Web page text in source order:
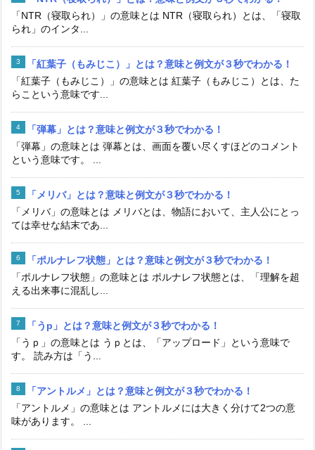
「NTR（寝取られ）」の意味とは NTR（寝取られ）とは、「寝取
られ」のインタ...
「紅葉子（もみじこ）」とは？意味と例文が３秒でわかる！
「紅葉子（もみじこ）」の意味とは 紅葉子（もみじこ）とは、た
らこという意味です...
「弾幕」とは？意味と例文が３秒でわかる！
「弾幕」の意味とは 弾幕とは、画面を覆い尽くすほどのコメント
という意味です。 ...
「メリバ」とは？意味と例文が３秒でわかる！
「メリバ」の意味とは メリバとは、物語において、主人公にとっ
ては幸せな結末であ...
「ポルナレフ状態」とは？意味と例文が３秒でわかる！
「ポルナレフ状態」の意味とは ポルナレフ状態とは、「理解を超
える出来事に混乱し...
「うp」とは？意味と例文が３秒でわかる！
「うｐ」の意味とは うｐとは、「アップロード」という意味で
す。 読み方は「う...
「アントルメ」とは？意味と例文が３秒でわかる！
「アントルメ」の意味とは アントルメには大きく分けて2つの意
味があります。 ...